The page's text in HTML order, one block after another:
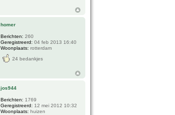
homer
Berichten: 260
Geregistreerd: 04 feb 2013 16:40
Woonplaats: rotterdam
24 bedankjes
jos944
Berichten: 1769
Geregistreerd: 12 mei 2012 10:32
Woonplaats: huizen